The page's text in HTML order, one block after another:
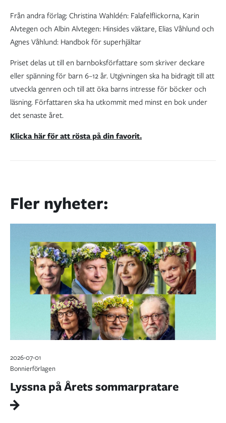
Från andra förlag: Christina Wahldén: Falafelflickorna, Karin
Alvtegen och Albin Alvtegen: Hinsides väktare, Elias Våhlund och
Agnes Våhlund: Handbok för superhjältar
Priset delas ut till en barnboksförfattare som skriver deckare
eller spänning för barn 6–12 år. Utgivningen ska ha bidragit till att
utveckla genren och till att öka barns intresse för böcker och
läsning. Författaren ska ha utkommit med minst en bok under
det senaste året.
Klicka här för att rösta på din favorit.
Fler nyheter:
2026-07-01
Bonnierförlagen
Lyssna på Årets sommarpratare